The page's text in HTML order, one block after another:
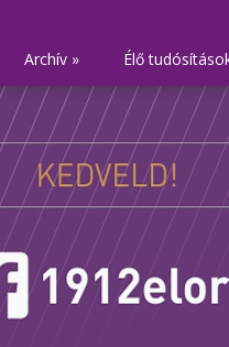
Archív » Élő